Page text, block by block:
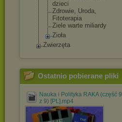
dzieci
Zdrowie, Uroda,
Fitoterapia
Ziele warte miliardy
Zioła
Zwierzęta
Ostatnio pobierane pliki
Nauka i Polityka RAKA (część 9
z 9) [PL].mp4